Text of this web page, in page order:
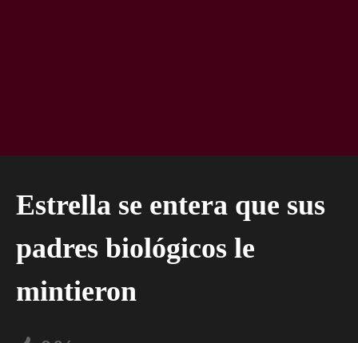
Estrella se entera que sus
padres biológicos le
mintieron